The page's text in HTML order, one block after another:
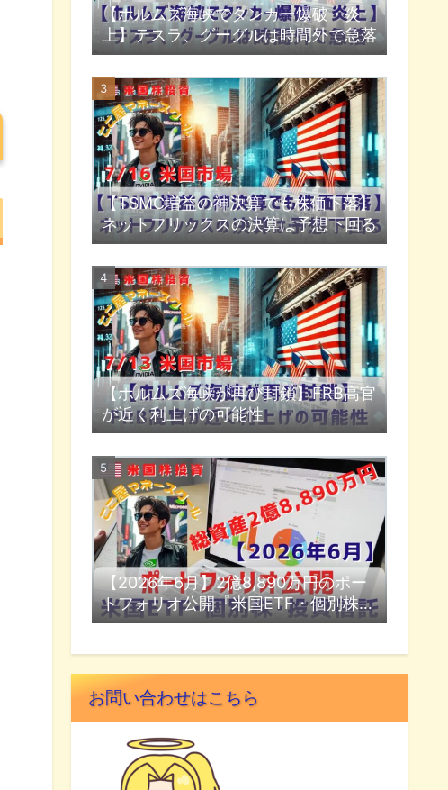
【ホルムズ海峡でタンカー爆破・炎
上】テスラ、グーグルは時間外で急落
【TSMC増益の神決算でも株価下落】
ネットフリックスの決算は予想下回る
【ホルムズ海峡が再び封鎖】FRB高官
が近く利上げの可能性
【2026年6月】2億8,890万円のポー
トフォリオ公開『米国ETF・個別株・
投資信託』
お問い合わせはこちら